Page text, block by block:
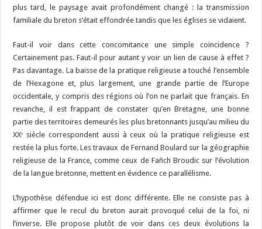
plus tard, le paysage avait profondément changé : la transmission
familiale du breton s’était effondrée tandis que les églises se vidaient.
Faut-il voir dans cette concomitance une simple coïncidence ?
Certainement pas. Faut-il pour autant y voir un lien de cause à effet ?
Pas davantage. La baisse de la pratique religieuse a touché l’ensemble
de l’Hexagone et, plus largement, une grande partie de l’Europe
occidentale, y compris des régions où l’on ne parlait que français. En
revanche, il est frappant de constater qu’en Bretagne, une bonne
partie des territoires demeurés les plus bretonnants jusqu’au milieu du
XXᵉ siècle correspondent aussi à ceux où la pratique religieuse est
restée la plus forte. Les travaux de Fernand Boulard sur la géographie
religieuse de la France, comme ceux de Fañch Broudic sur l’évolution
de la langue bretonne, mettent en évidence ce parallélisme.
L’hypothèse défendue ici est donc différente. Elle ne consiste pas à
affirmer que le recul du breton aurait provoqué celui de la foi, ni
l’inverse. Elle propose plutôt de voir dans ces deux évolutions la